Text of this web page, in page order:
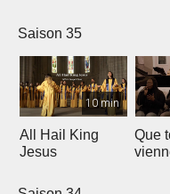
Saison 35
10 min
All Hail King
Jesus
Que